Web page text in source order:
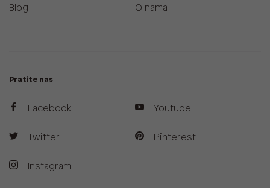
Blog O nama
Pratite nas
Facebook
Twitter
Instagram
Youtube
Pinterest